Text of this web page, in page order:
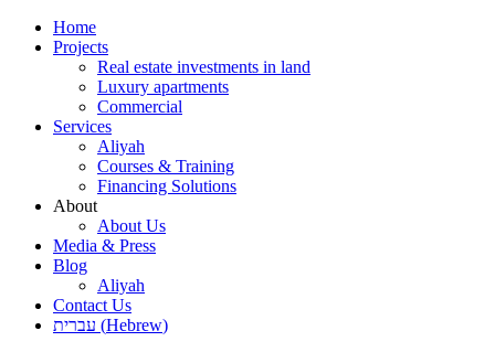
Skip
Home
Projects
Real estate investments in land
Luxury apartments
Commercial
Services
Aliyah
Courses & Training
Financing Solutions
About
About Us
Media & Press
Blog
Aliyah
Contact Us
עברית (Hebrew)